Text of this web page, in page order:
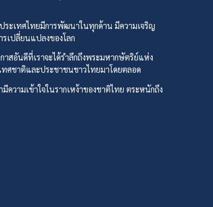
ระเทศไทยมีการพัฒนาในทุกด้าน มีความเจริญ
รเปลี่ยนแปลงของโลก
สอันดีที่เราจะได้รำลึกถึงพระมหากษัตริย์แห่ง
ศชาติและประชาชนชาวไทยมาโดยตลอด
วามเข้าใจในรากเหง้าของชาติไทย ตระหนักถึง